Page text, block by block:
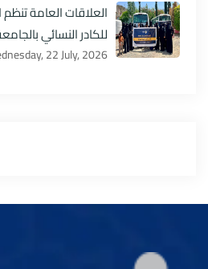
العلاقات العامة تنظم
للكادر النسائي
22 July, 2026